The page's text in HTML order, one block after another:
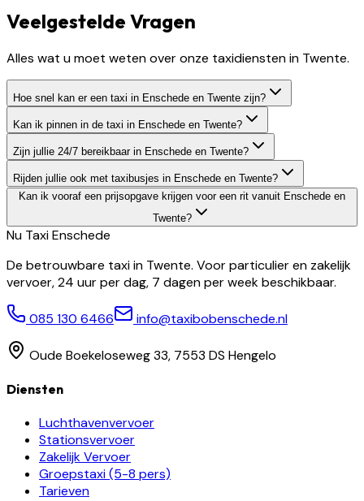
Veelgestelde Vragen
Alles wat u moet weten over onze taxidiensten in Twente.
Hoe snel kan er een taxi in Enschede en Twente zijn?
Kan ik pinnen in de taxi in Enschede en Twente?
Zijn jullie 24/7 bereikbaar in Enschede en Twente?
Rijden jullie ook met taxibusjes in Enschede en Twente?
Kan ik vooraf een prijsopgave krijgen voor een rit vanuit Enschede en
Twente?
Nu TaxiEnschede
De betrouwbare taxi in Twente. Voor particulier en zakelijk
vervoer, 24 uur per dag, 7 dagen per week beschikbaar.
085 130 6466 info@taxibobenschede.nl
Oude Boekeloseweg 33, 7553 DS Hengelo
Diensten
Luchthavenvervoer
Stationsvervoer
Zakelijk Vervoer
Groepstaxi (5-8 pers)
Tarieven